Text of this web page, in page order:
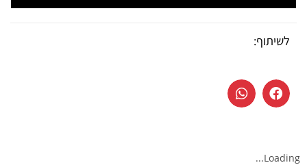
לשיתוף:
Loading...